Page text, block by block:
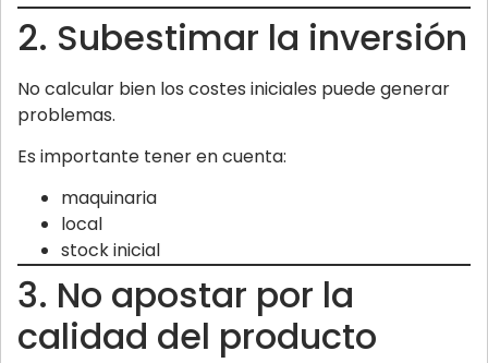
2. Subestimar la inversión
No calcular bien los costes iniciales puede generar
problemas.
Es importante tener en cuenta:
maquinaria
local
stock inicial
3. No apostar por la
calidad del producto